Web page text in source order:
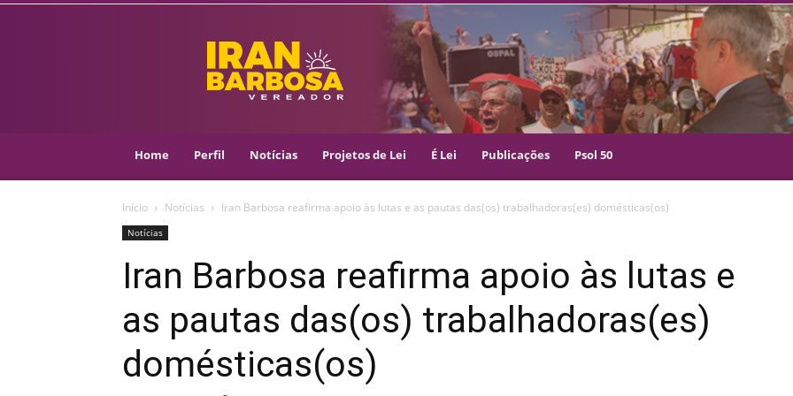
IRAN
BARBOSA
–
VEREADOR
–
Home Perfil Notícias Projetos de Lei É Lei Publicações Psol 50
Início Notícias Iran Barbosa reafirma apoio às lutas e as pautas das(os) trabalhadoras(es) domésticas(os)
Notícias
Iran Barbosa reafirma apoio às lutas e
as pautas das(os) trabalhadoras(es)
domésticas(os)